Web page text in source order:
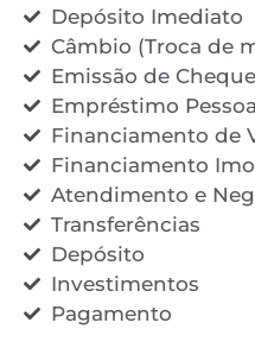
Depósito Imediato
Câmbio (Troca de
Emissão de
Empréstimo
Financiamento de
Financiamento
Atendimento e
Transferências
Depósito
Investimentos
Pagamento